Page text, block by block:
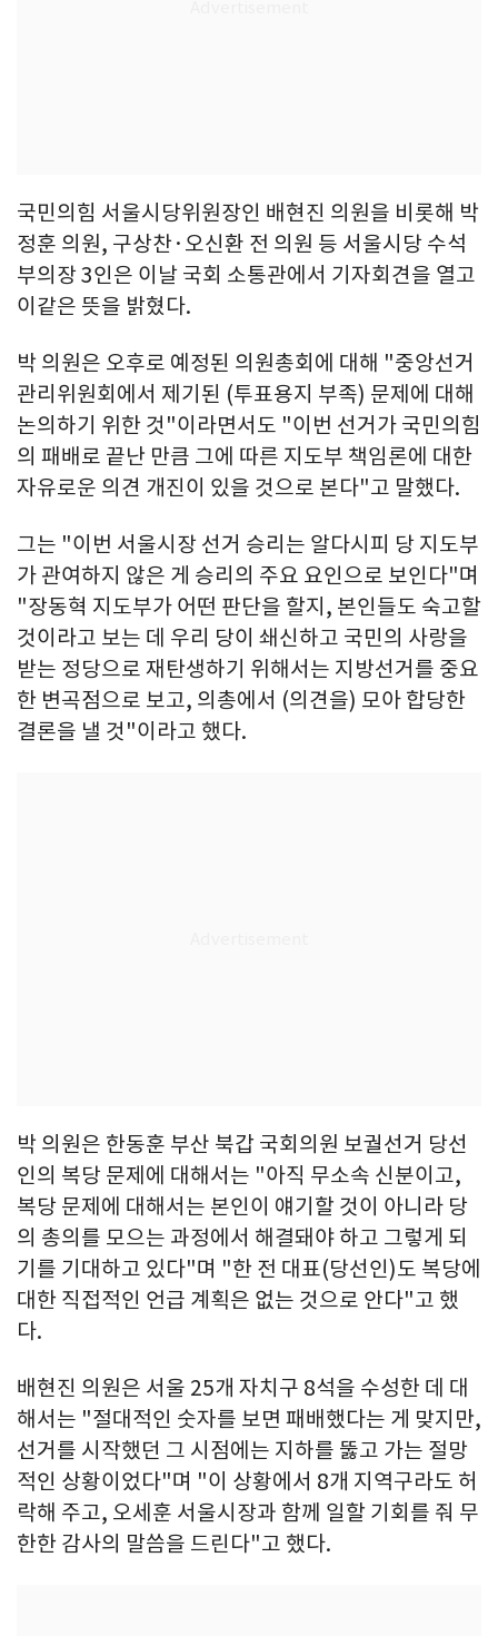
국민의힘 서울시당위원장인 배현진 의원을 비롯해 박
정훈 의원, 구상찬·오신환 전 의원 등 서울시당 수석
부의장 3인은 이날 국회 소통관에서 기자회견을 열고
이같은 뜻을 밝혔다.
박 의원은 오후로 예정된 의원총회에 대해 "중앙선거
관리위원회에서 제기된 (투표용지 부족) 문제에 대해
논의하기 위한 것"이라면서도 "이번 선거가 국민의힘
의 패배로 끝난 만큼 그에 따른 지도부 책임론에 대한
자유로운 의견 개진이 있을 것으로 본다"고 말했다.
그는 "이번 서울시장 선거 승리는 알다시피 당 지도부
가 관여하지 않은 게 승리의 주요 요인으로 보인다"며
"장동혁 지도부가 어떤 판단을 할지, 본인들도 숙고할
것이라고 보는 데 우리 당이 쇄신하고 국민의 사랑을
받는 정당으로 재탄생하기 위해서는 지방선거를 중요
한 변곡점으로 보고, 의총에서 (의견을) 모아 합당한
결론을 낼 것"이라고 했다.
박 의원은 한동훈 부산 북갑 국회의원 보궐선거 당선
인의 복당 문제에 대해서는 "아직 무소속 신분이고,
복당 문제에 대해서는 본인이 얘기할 것이 아니라 당
의 총의를 모으는 과정에서 해결돼야 하고 그렇게 되
기를 기대하고 있다"며 "한 전 대표(당선인)도 복당에
대한 직접적인 언급 계획은 없는 것으로 안다"고 했
다.
배현진 의원은 서울 25개 자치구 8석을 수성한 데 대
해서는 "절대적인 숫자를 보면 패배했다는 게 맞지만,
선거를 시작했던 그 시점에는 지하를 뚫고 가는 절망
적인 상황이었다"며 "이 상황에서 8개 지역구라도 허
락해 주고, 오세훈 서울시장과 함께 일할 기회를 줘 무
한한 감사의 말씀을 드린다"고 했다.